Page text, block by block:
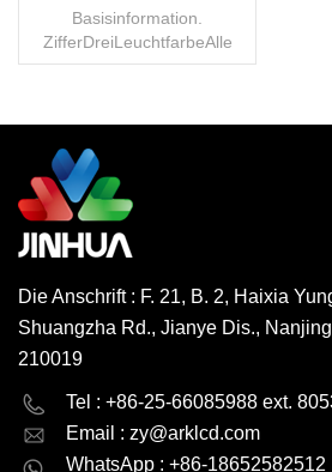
stellige 7-
Segmentanzeige LED
China Lieferant
Basisinformation.
ZifferDreiLeuchtfarbeAlle
FarbeStromkreis
MWBildschirmgröße0,28" ~
4"DurchlassspannungWenn
u003d 20 mA 2,5 V
maxRückstromVru003d5V
50μaSpitzendurchlassstrom60
42mcd
maxBetriebstemperatur-20°
bis 80°CLagertemperatur-
Milliarden Punkte/MonatHS-
Code8531200000MOQ1000
WEITERLESEN
Die Anschrift : F. 21, B. 2, Haixia
Shuangzha Rd., Jianye Dis.,
210019
Tel : +86-25-66085988 ext.
Email : zy@arklcd.com
WhatsApp : +86-18652582512
English Deutsch
русский español